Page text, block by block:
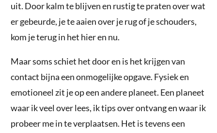
uit. Door kalm te blijven en rustig te praten over wat
er gebeurde, je te aaien over je rug of je schouders,
kom je terug in het hier en nu.
Maar soms schiet het door en is het krijgen van
contact bijna een onmogelijke opgave. Fysiek en
emotioneel zit je op een andere planeet. Een planeet
waar ik veel over lees, ik tips over ontvang en waar ik
probeer me in te verplaatsen. Het is tevens een